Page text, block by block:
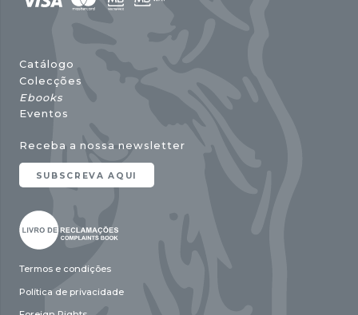
Catálogo
Colecções
Ebooks
Eventos
Receba a nossa newsletter
SUBSCREVA AQUI
Termos e condições
Política de privacidade